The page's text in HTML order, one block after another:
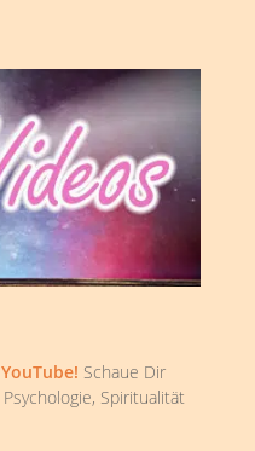
YouTube! Schaue Dir
Spiritualität